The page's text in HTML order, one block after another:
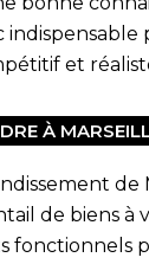
et
À
de
de biens à
fonctionnels